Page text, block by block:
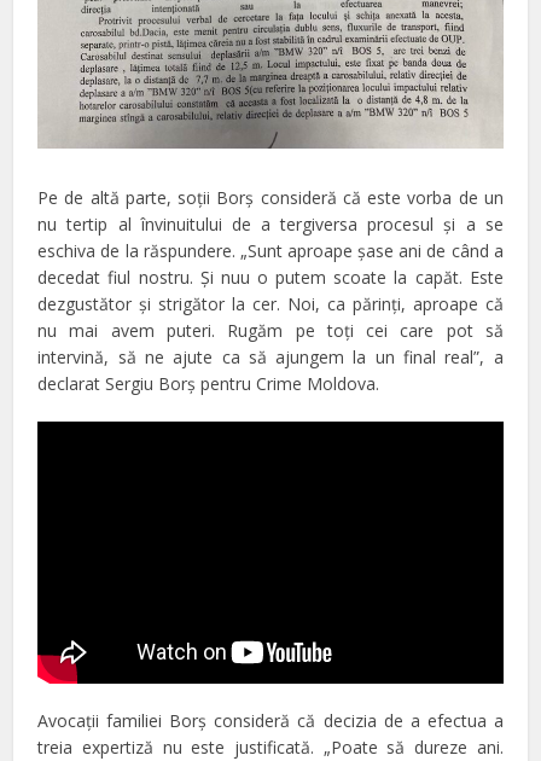
Pe de altă parte, soţii Borş consideră că este vorba de un
nu tertip al învinuitului de a tergiversa procesul şi a se
eschiva de la răspundere. „Sunt aproape şase ani de când a
decedat fiul nostru. Şi nuu o putem scoate la capăt. Este
dezgustător şi strigător la cer. Noi, ca părinţi, aproape că
nu mai avem puteri. Rugăm pe toţi cei care pot să
intervină, să ne ajute ca să ajungem la un final real”, a
declarat Sergiu Borş pentru Crime Moldova.
Avocaţii familiei Borş consideră că decizia de a efectua a
treia expertiză nu este justificată. „Poate să dureze ani.